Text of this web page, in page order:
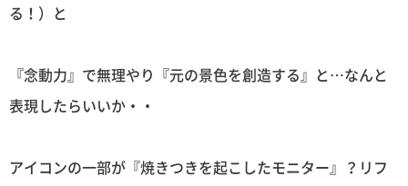
る！）と
『念動力』で無理やり『元の景色を創造する』と…なんと
表現したらいいか・・
アイコンの一部が『焼きつきを起こしたモニター』？リフ